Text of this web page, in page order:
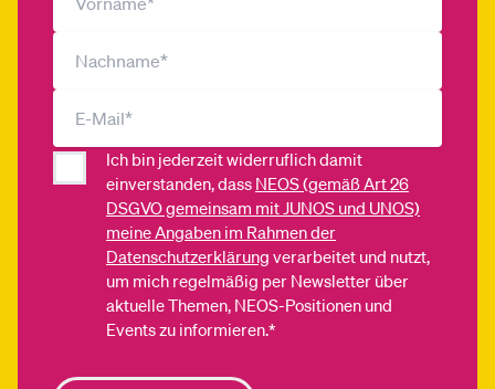
Ich bin jederzeit widerruflich damit
einverstanden, dass NEOS (gemäß Art 26
DSGVO gemeinsam mit JUNOS und UNOS)
meine Angaben im Rahmen der
Datenschutzerklärung verarbeitet und nutzt,
um mich regelmäßig per Newsletter über
aktuelle Themen, NEOS-Positionen und
Events zu informieren.*